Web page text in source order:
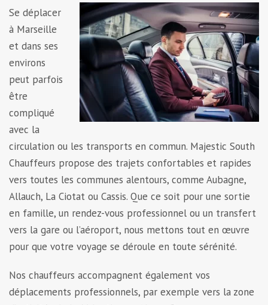
Se déplacer
à Marseille
et dans ses
environs
peut parfois
être
compliqué
avec la
circulation ou les transports en commun. Majestic South
Chauffeurs propose des trajets confortables et rapides
vers toutes les communes alentours, comme Aubagne,
Allauch, La Ciotat ou Cassis. Que ce soit pour une sortie
en famille, un rendez-vous professionnel ou un transfert
vers la gare ou l’aéroport, nous mettons tout en œuvre
pour que votre voyage se déroule en toute sérénité.
Nos chauffeurs accompagnent également vos
déplacements professionnels, par exemple vers la zone